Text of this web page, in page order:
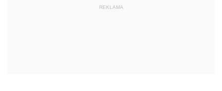
REKLAMA